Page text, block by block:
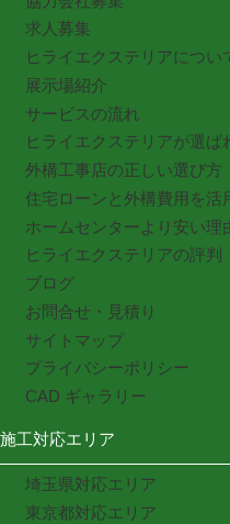
求人募集
ヒライエクステリアについ
展示場紹介
サービスの流れ
ヒライエクステリアが選ば
外構工事店の正しい選び方
住宅ローンと外構費用を活
ホームセンターより安い理
ヒライエクステリアの評判
ブログ
お問合せ・見積り
サイトマップ
プライバシーポリシー
CAD ギャラリー
施工対応エリア
埼玉県対応エリア
東京都対応エリア